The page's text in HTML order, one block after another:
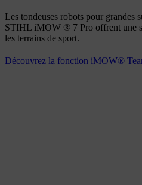
Les tondeuses robots pour grandes
STIHL iMOW ® 7 Pro offrent une
les terrains de sport.
Découvrez la fonction iMOW®